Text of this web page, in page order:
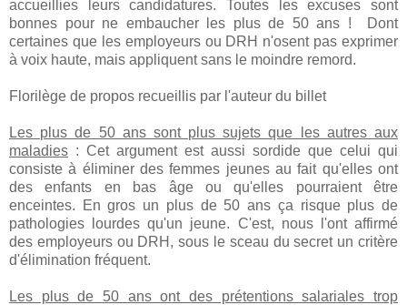
accueillies leurs candidatures. Toutes les excuses sont
bonnes pour ne embaucher les plus de 50 ans ! Dont
certaines que les employeurs ou DRH n'osent pas exprimer
à voix haute, mais appliquent sans le moindre remord.
Florilège de propos recueillis par l'auteur du billet
Les plus de 50 ans sont plus sujets que les autres aux
maladies : Cet argument est aussi sordide que celui qui
consiste à éliminer des femmes jeunes au fait qu'elles ont
des enfants en bas âge ou qu'elles pourraient être
enceintes. En gros un plus de 50 ans ça risque plus de
pathologies lourdes qu'un jeune. C'est, nous l'ont affirmé
des employeurs ou DRH, sous le sceau du secret un critère
d'élimination fréquent.
Les plus de 50 ans ont des prétentions salariales trop